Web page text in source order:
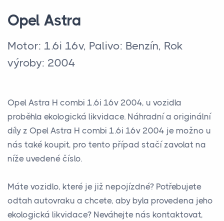
Opel Astra
Motor: 1.6i 16v, Palivo: Benzín, Rok
výroby: 2004
Opel Astra H combi 1.6i 16v 2004, u vozidla
proběhla ekologická likvidace. Náhradní a originální
díly z Opel Astra H combi 1.6i 16v 2004 je možno u
nás také koupit, pro tento případ stačí zavolat na
níže uvedené číslo.
Máte vozidlo, které je již nepojízdné? Potřebujete
odtah autovraku a chcete, aby byla provedena jeho
ekologická likvidace? Neváhejte nás kontaktovat,